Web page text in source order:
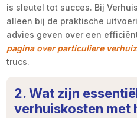
is sleutel tot succes. Bij
alleen bij de praktische
advies geven over een
pagina over particuliere
trucs.
2. Wat zijn
verhuiskosten met